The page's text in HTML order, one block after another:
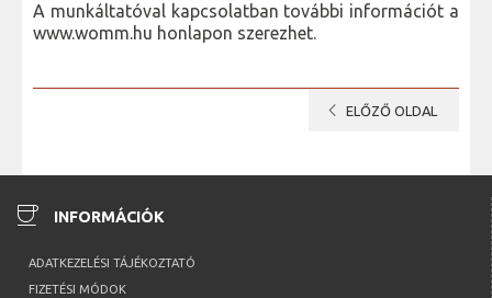
A munkáltatóval kapcsolatban további információt a
www.womm.hu honlapon szerezhet.
chevron_left ELŐZŐ OLDAL
coffee INFORMÁCIÓK
ADATKEZELÉSI TÁJÉKOZTATÓ
FIZETÉSI MÓDOK